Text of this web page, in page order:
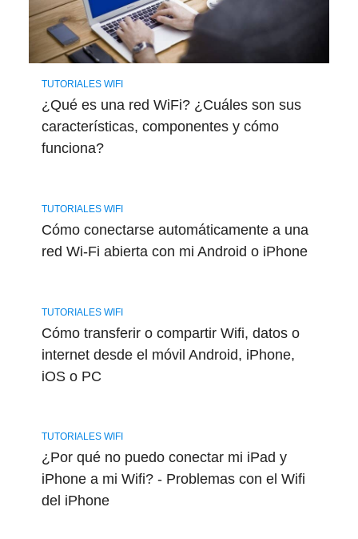
TUTORIALES WIFI
¿Qué es una red WiFi? ¿Cuáles son sus
características, componentes y cómo
funciona?
TUTORIALES WIFI
Cómo conectarse automáticamente a una
red Wi-Fi abierta con mi Android o iPhone
TUTORIALES WIFI
Cómo transferir o compartir Wifi, datos o
internet desde el móvil Android, iPhone,
iOS o PC
TUTORIALES WIFI
¿Por qué no puedo conectar mi iPad y
iPhone a mi Wifi? - Problemas con el Wifi
del iPhone